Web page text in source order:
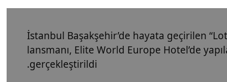
İstanbul Başakşehir’de hayata geçirilen
lansmanı, Elite World Europe Hotel’de
gerçekleştirildi.